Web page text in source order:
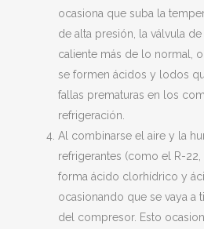
ocasiona que suba la
de alta presión, la válvula
caliente más de lo normal,
se formen ácidos y lodos
fallas prematuras en los
refrigeración.
Al combinarse el aire y la
refrigerantes (como el R-
forma ácido clorhídrico y
ocasionando que se vaya a
del compresor. Esto